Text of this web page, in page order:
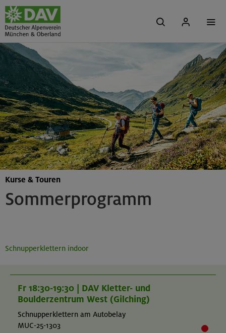
Sommerprogramm
Kurse & Touren
Schnupperklettern indoor
Fr 18:30-19:30 | DAV Kletter- und
Boulderzentrum West (Gilching)
Schnupperklettern am Autobelay
MUC-25-1303